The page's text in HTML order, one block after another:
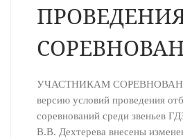
УЧАСТНИКАМ
версию условий проведения
соревнований среди звеньев
В.В. Дехтерева внесены